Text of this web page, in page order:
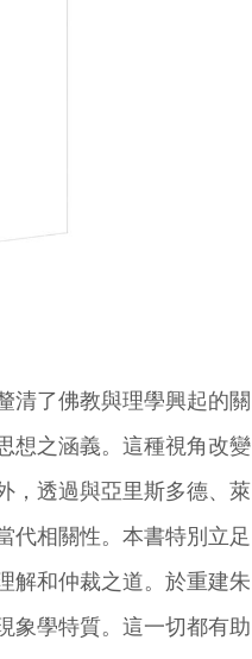
清了佛教與理學興起的關
想之涵義。這種視角改變
，透過與亞里斯多德、萊
代相關性。本書特別立足
解和仲裁之道。於重建朱
象學特質。這一切都有助